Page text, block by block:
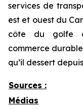
services de
est et ouest du
côte du golfe
commerce
qu’il dessert
Sources :
Médias